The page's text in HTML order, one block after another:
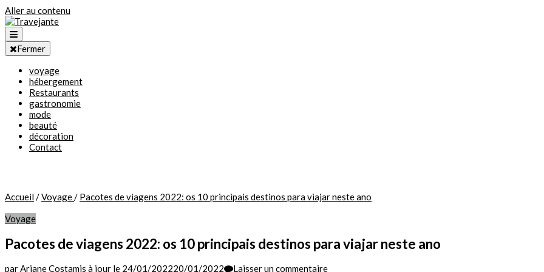
Aller au contenu
Travejante
Fermer
voyage
hébergement
Restaurants
gastronomie
mode
beauté
décoration
Contact
Accueil/Voyage/ Pacotes de viagens 2022: os 10 principais destinos para viajar neste ano
Voyage
Pacotes de viagens 2022: os 10 principais destinos para viajar neste ano
parAriane Costamis à jour le 24/01/202220/01/2022 Laisser un commentairesur